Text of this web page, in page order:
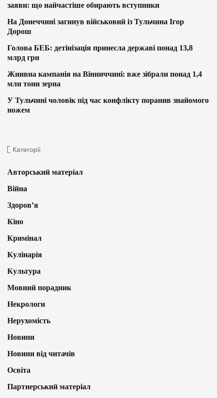
заяви: що найчастіше обирають вступники
На Донеччині загинув військовий із Тульчина Ігор
Дорош
Голова БЕБ: детінізація принесла державі понад 13,8
млрд грн
Жнивна кампанія на Вінниччині: вже зібрали понад 1,4
млн тонн зерна
У Тульчині чоловік під час конфлікту поранив знайомого
ножем
Категорії
Авторський матеріал
Війна
Здоров’я
Кіно
Кримінал
Кулінарія
Культура
Мовний порадник
Некрологи
Нерухомість
Новини
Новини від читачів
Освіта
Партнерський матеріал